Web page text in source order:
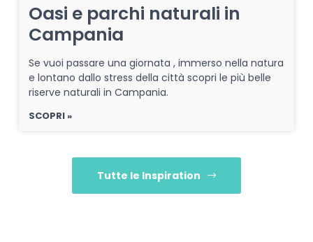
Oasi e parchi naturali in
Campania
Se vuoi passare una giornata , immerso nella natura
e lontano dallo stress della città scopri le più belle
riserve naturali in Campania.
SCOPRI »
Tutte le Inspiration